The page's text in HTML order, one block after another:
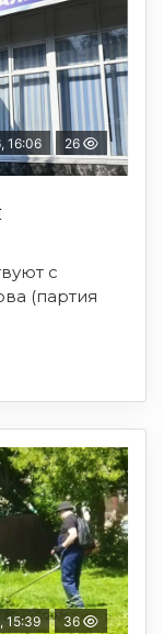
16:06 26
с
(партия
15:39 36